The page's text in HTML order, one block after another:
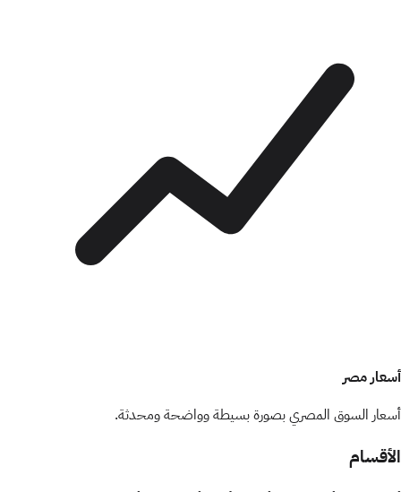
أسعار مصر
أسعار السوق المصري بصورة بسيطة وواضحة ومحدثة.
الأقسام